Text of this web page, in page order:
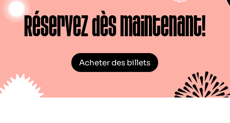
Réservez dès maintenant!
Acheter des billets